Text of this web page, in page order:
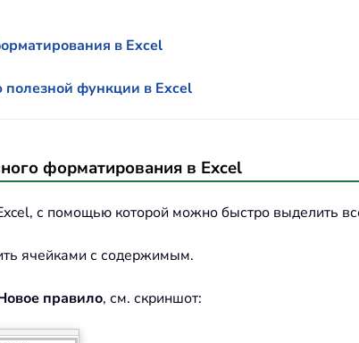
в Excel
функции в Excel
форматирования в Excel
с помощью которой можно быстро выделить
ячейками с содержимым.
правило, см. скриншот: